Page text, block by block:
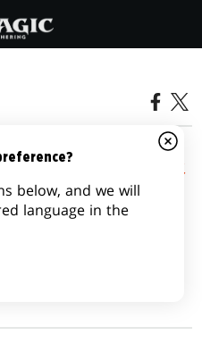
第二部：限
below, and we will
language in the